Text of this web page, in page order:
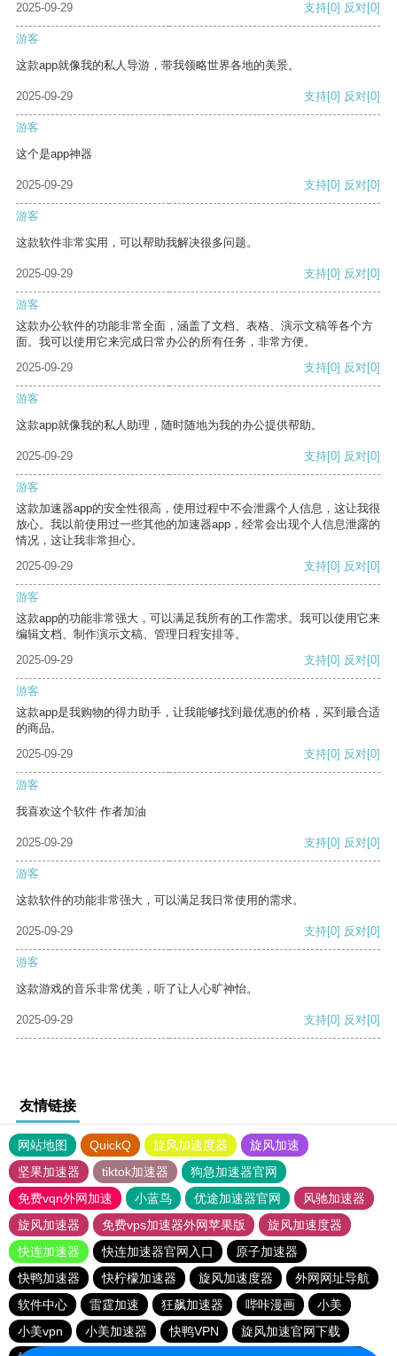
2025-09-29
支持[0] 反对[0]
游客
这款app就像我的私人导游，带我领略世界各地的美景。
2025-09-29 支持[0] 反对[0]
游客
这个是app神器
2025-09-29 支持[0] 反对[0]
游客
这款软件非常实用，可以帮助我解决很多问题。
2025-09-29 支持[0] 反对[0]
游客
这款办公软件的功能非常全面，涵盖了文档、表格、演示文稿等各个方
面。我可以使用它来完成日常办公的所有任务，非常方便。
2025-09-29
支持[0] 反对[0]
游客
这款app就像我的私人助理，随时随地为我的办公提供帮助。
2025-09-29 支持[0] 反对[0]
游客
这款加速器app的安全性很高，使用过程中不会泄露个人信息，这让我很
放心。我以前使用过一些其他的加速器app，经常会出现个人信息泄露的
情况，这让我非常担心。
2025-09-29
支持[0] 反对[0]
游客
这款app的功能非常强大，可以满足我所有的工作需求。我可以使用它来
编辑文档、制作演示文稿、管理日程安排等。
2025-09-29
支持[0] 反对[0]
游客
这款app是我购物的得力助手，让我能够找到最优惠的价格，买到最合适
的商品。
2025-09-29
支持[0] 反对[0]
游客
我喜欢这个软件 作者加油
2025-09-29 支持[0] 反对[0]
游客
这款软件的功能非常强大，可以满足我日常使用的需求。
2025-09-29 支持[0] 反对[0]
游客
这款游戏的音乐非常优美，听了让人心旷神怡。
2025-09-29 支持[0] 反对[0]
友情链接
网站地图 QuickQ 旋风加速度器
旋风加速
坚果加速器
tiktok加速器
狗急加速器官网
免费vqn外网加速
小蓝鸟 优途加速器官网
风驰加速器
旋风加速器
免费vps加速器外网苹果版
旋风加速度器
快连加速器
快连加速器官网入口
原子加速器
快鸭加速器
快柠檬加速器 旋风加速度器
外网网址导航
软件中心
雷霆加速 狂飙加速器 哔咔漫画
小美
小美vpn
小美加速器 快鸭VPN
旋风加速官网下载